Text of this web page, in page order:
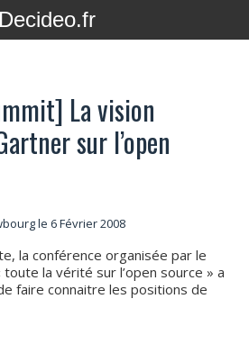
Decideo.fr
La vision
sur l’open
le 6 Février 2008
la conférence organisée par le
la vérité sur l’open source » a
faire connaitre les positions de